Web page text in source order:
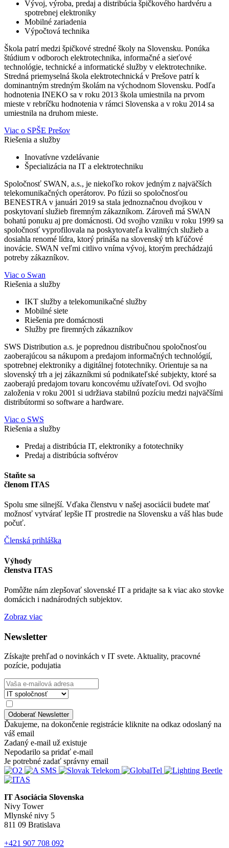
Vývoj, výroba, predaj a distribúcia špičkového hardvéru a
spotrebnej elektroniky
Mobilné zariadenia
Výpočtová technika
Škola patrí medzi špičkové stredné školy na Slovensku. Ponúka
štúdium v odboroch elektrotechnika, informačné a sieťové
technológie, technické a informatické služby v elektrotechnike.
Stredná priemyselná škola elektrotechnická v Prešove patrí k
dominantným stredným školám na východnom Slovensku. Podľa
hodnotenia INEKO sa v roku 2013 škola umiestnila na prvom
mieste v rebríčku hodnotenia v rámci Slovenska a v roku 2014 sa
umiestnila na druhom mieste.
Viac o SPŠE Prešov
Riešenia a služby
Inovatívne vzdelávanie
Špecializácia na IT a elektrotechniku
Spoločnosť SWAN, a.s., je niekoľko rokov jedným z najväčších
telekomunikačných operátorov. Po fúzii so spoločnosťou
BENESTRA v januári 2019 sa stala jednoznačnou dvojkou v
poskytovaní služieb firemným zákazníkom. Zároveň má SWAN
bohatú ponuku aj pre domácnosti. Od svojho vzniku v roku 1999 sa
spoločnosť vyprofilovala na poskytovateľa kvalitných služieb a
dosiahla renomé lídra, ktorý prináša na slovenský trh kľúčové
inovácie. SWAN veľmi citlivo vníma vývoj, ktorým prechádzajú
potreby zákazníkov.
Viac o Swan
Riešenia a služby
IKT služby a telekomunikačné služby
Mobilné siete
Riešenia pre domácnosti
Služby pre firemných zákazníkov
SWS Distribution a.s. je poprednou distribučnou spoločnosťou
zaoberajúcou sa nákupom a predajom informačných technológií,
spotrebnej elektroniky a digitálnej fototechniky. Orientuje sa na
slovenský trh a jej zákazníkmi sú podnikateľské subjekty, ktoré sa
zaoberajú predajom tovaru koncovému užívateľovi. Od svojho
založenia v roku 2001 si udržiava stabilnú pozíciu medzi najväčšími
distribútormi so software a hardware.
Viac o SWS
Riešenia a služby
Predaj a distribúcia IT, elektroniky a fototechniky
Predaj a distribúcia softvérov
Staňte sa
členom ITAS
Spolu sme silnejší. Vďaka členstvu v našej asociácii budete mať
možnosť vytvárať lepšie IT prostredie na Slovensku a váš hlas bude
počuť.
Členská prihláška
Výhody
členstva ITAS
Pomôžte nám zlepšovať slovenské IT a pridajte sa k viac ako stovke
domácich i nadnárodných subjektov.
Zobraz viac
Newsletter
Získajte prehľad o novinkách v IT svete. Aktuality, pracovné
pozície, podujatia
Ďakujeme, na dokončenie registrácie kliknite na odkaz odoslaný na
váš email
Zadaný e-mail už existuje
Nepodarilo sa pridať e-mail
Je potrebné zadať správny email
IT Asociácia Slovenska
Nivy Tower
Mlynské nivy 5
811 09 Bratislava
+421 907 708 092